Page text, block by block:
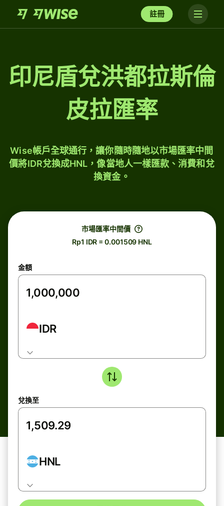
註冊
印尼盾兌洪都拉斯倫
皮拉匯率
Wise帳戶全球通行，讓你隨時隨地以市場匯率中間
價將IDR兌換成HNL，像當地人一樣匯款、消費和兌
換資金。
市場匯率中間價
Rp1 IDR = 0.001509 HNL
金額
IDR
兌換至
HNL